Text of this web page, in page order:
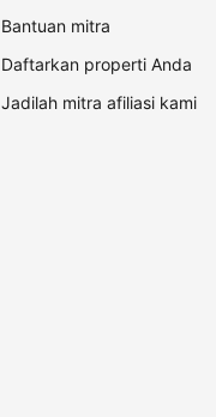
Bantuan mitra
Daftarkan properti Anda
Jadilah mitra afiliasi kami